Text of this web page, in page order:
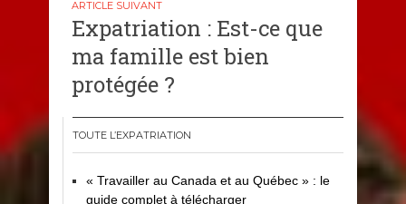
Expatriation : Est-ce que
ma famille est bien
protégée ?
TOUTE L’EXPATRIATION
« Travailler au Canada et au Québec » : le
guide complet à télécharger